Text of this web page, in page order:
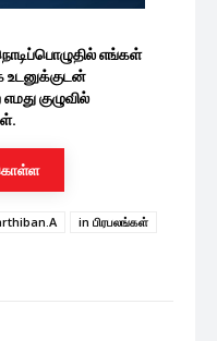
எங்கள்
உடனுக்குடன்
குழுவில்
in பிரபலங்கள்